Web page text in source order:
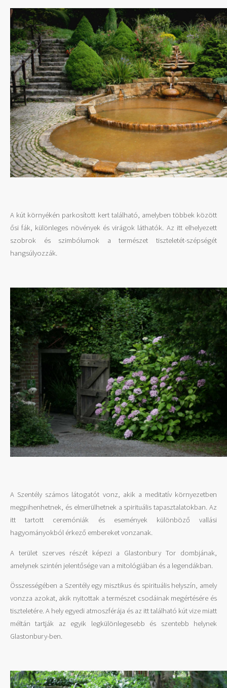
A kút környékén parkosított kert található, amelyben többek között
ősi fák, különleges növények és virágok láthatók. Az itt elhelyezett
szobrok és szimbólumok a természet tiszteletét-szépségét
hangsúlyozzák.
A Szentély számos látogatót vonz, akik a meditatív környezetben
megpihenhetnek, és elmerülhetnek a spirituális tapasztalatokban. Az
itt tartott ceremóniák és események különböző vallási
hagyományokból érkező embereket vonzanak.
A terület szerves részét képezi a Glastonbury Tor dombjának,
amelynek szintén jelentősége van a mitológiában és a legendákban.
Összességében a Szentély egy misztikus és spirituális helyszín, amely
vonzza azokat, akik nyitottak a természet csodáinak megértésére és
tiszteletére. A hely egyedi atmoszférája és az itt található kút vize miatt
méltán tartják az egyik legkülönlegesebb és szentebb helynek
Glastonbury-ben.